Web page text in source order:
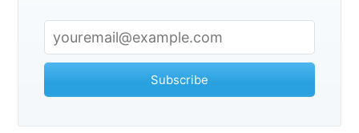
Subscribe